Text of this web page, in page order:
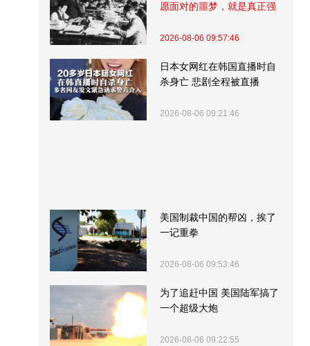
愿面对的噩梦，就是真正强
2026-08-06 09:57:46
日本女网红在韩国直播时自
杀身亡 悲剧全程被直播
2026-08-06 09:21:46
美国制裁中国的帮凶，挨了
一记重拳
2026-08-06 09:53:46
为了追赶中国 美国陆军搞了
一个超级大炮
2026-08-06 09:22:55